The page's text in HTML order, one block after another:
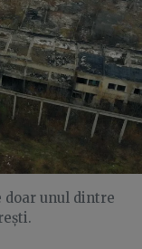
doar unul dintre